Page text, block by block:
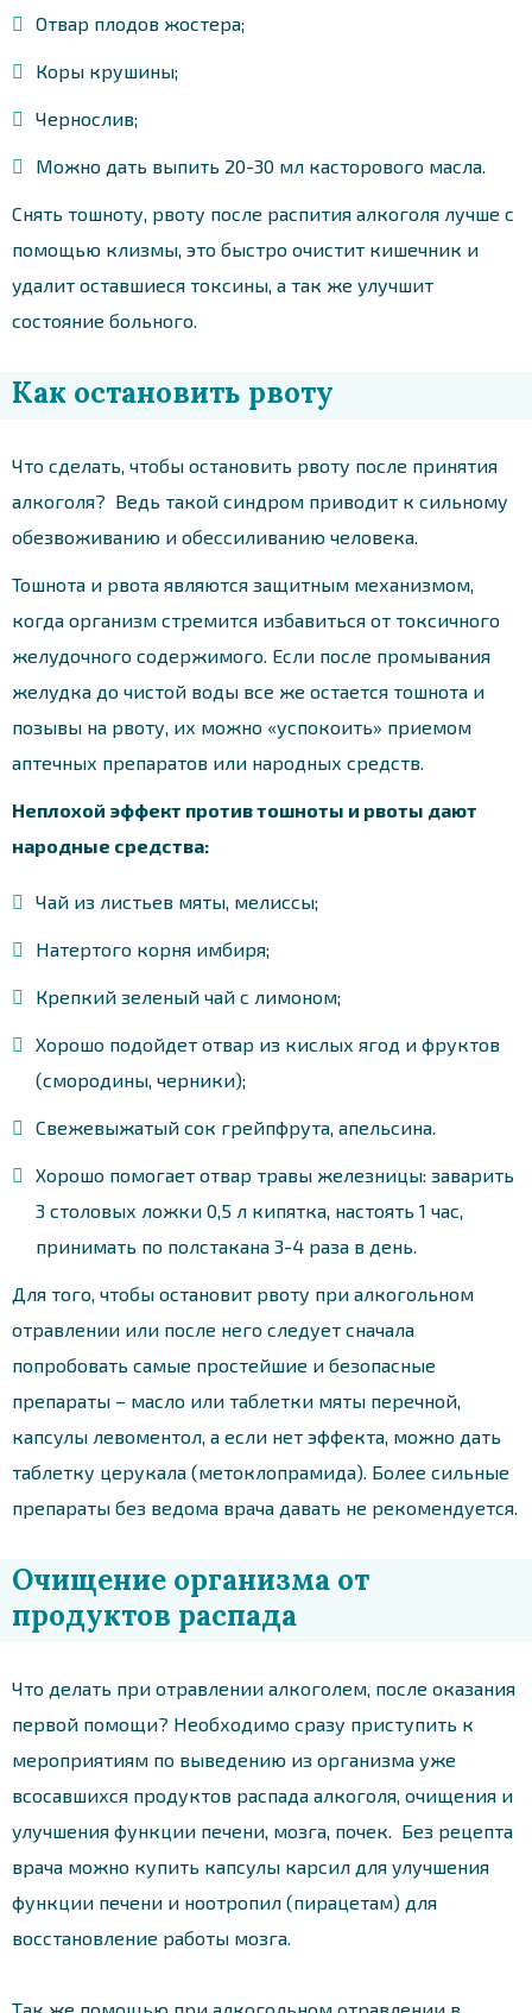
Отвар плодов жостера;
Коры крушины;
Чернослив;
Можно дать выпить 20-30 мл касторового масла.
Снять тошноту, рвоту после распития алкоголя лучше с
помощью клизмы, это быстро очистит кишечник и
удалит оставшиеся токсины, а так же улучшит
состояние больного.
Как остановить рвоту
Что сделать, чтобы остановить рвоту после принятия
алкоголя? Ведь такой синдром приводит к сильному
обезвоживанию и обессиливанию человека.
Тошнота и рвота являются защитным механизмом,
когда организм стремится избавиться от токсичного
желудочного содержимого. Если после промывания
желудка до чистой воды все же остается тошнота и
позывы на рвоту, их можно «успокоить» приемом
аптечных препаратов или народных средств.
Неплохой эффект против тошноты и рвоты дают
народные средства:
Чай из листьев мяты, мелиссы;
Натертого корня имбиря;
Крепкий зеленый чай с лимоном;
Хорошо подойдет отвар из кислых ягод и фруктов
(смородины, черники);
Свежевыжатый сок грейпфрута, апельсина.
Хорошо помогает отвар травы железницы: заварить
3 столовых ложки 0,5 л кипятка, настоять 1 час,
принимать по полстакана 3-4 раза в день.
Для того, чтобы остановит рвоту при алкогольном
отравлении или после него следует сначала
попробовать самые простейшие и безопасные
препараты – масло или таблетки мяты перечной,
капсулы левоментол, а если нет эффекта, можно дать
таблетку церукала (метоклопрамида). Более сильные
препараты без ведома врача давать не рекомендуется.
Очищение организма от
продуктов распада
Что делать при отравлении алкоголем, после оказания
первой помощи? Необходимо сразу приступить к
мероприятиям по выведению из организма уже
всосавшихся продуктов распада алкоголя, очищения и
улучшения функции печени, мозга, почек. Без рецепта
врача можно купить капсулы карсил для улучшения
функции печени и ноотропил (пирацетам) для
восстановление работы мозга.
Так же помощью при алкогольном отравлении в